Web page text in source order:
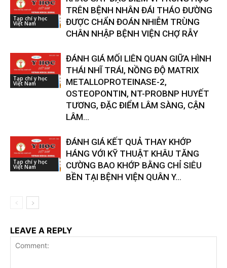
Tạp chí y học
Việt Nam
TRÊN BỆNH NHÂN ĐÁI THÁO ĐƯỜNG
ĐƯỢC CHẨN ĐOÁN NHIỄM TRÙNG
CHÂN NHẬP BỆNH VIỆN CHỢ RẪY
Tạp chí y học
Việt Nam
ĐÁNH GIÁ MỐI LIÊN QUAN GIỮA HÌNH
THÁI NHĨ TRÁI, NỒNG ĐỘ MATRIX
METALLOPROTEINASE-2,
OSTEOPONTIN, NT-PROBNP HUYẾT
TƯƠNG, ĐẶC ĐIỂM LÂM SÀNG, CẬN
LÂM...
Tạp chí y học
Việt Nam
ĐÁNH GIÁ KẾT QUẢ THAY KHỚP
HÁNG VỚI KỸ THUẬT KHÂU TĂNG
CƯỜNG BAO KHỚP BẰNG CHỈ SIÊU
BỀN TẠI BỆNH VIỆN QUÂN Y...
LEAVE A REPLY